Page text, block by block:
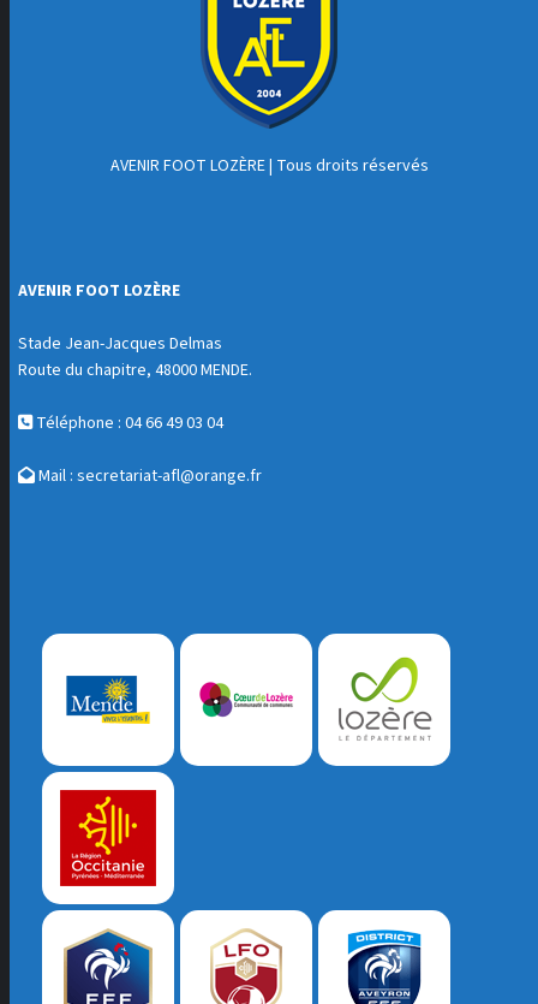
AVENIR FOOT LOZÈRE| Tous droits réservés
AVENIR FOOT LOZÈRE
Stade Jean-Jacques Delmas
Route du chapitre, 48000 MENDE.
Téléphone : 04 66 49 03 04
Mail : secretariat-afl@orange.fr